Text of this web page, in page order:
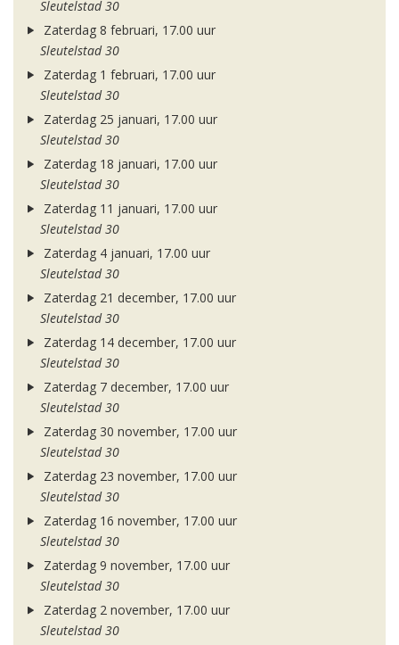
Sleutelstad 30
Zaterdag 8 februari, 17.00 uur
Sleutelstad 30
Zaterdag 1 februari, 17.00 uur
Sleutelstad 30
Zaterdag 25 januari, 17.00 uur
Sleutelstad 30
Zaterdag 18 januari, 17.00 uur
Sleutelstad 30
Zaterdag 11 januari, 17.00 uur
Sleutelstad 30
Zaterdag 4 januari, 17.00 uur
Sleutelstad 30
Zaterdag 21 december, 17.00 uur
Sleutelstad 30
Zaterdag 14 december, 17.00 uur
Sleutelstad 30
Zaterdag 7 december, 17.00 uur
Sleutelstad 30
Zaterdag 30 november, 17.00 uur
Sleutelstad 30
Zaterdag 23 november, 17.00 uur
Sleutelstad 30
Zaterdag 16 november, 17.00 uur
Sleutelstad 30
Zaterdag 9 november, 17.00 uur
Sleutelstad 30
Zaterdag 2 november, 17.00 uur
Sleutelstad 30